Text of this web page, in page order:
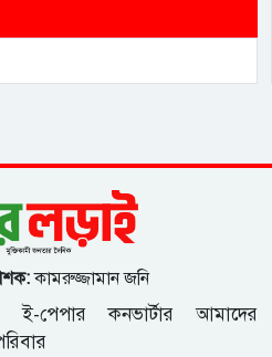
কামরুজ্জামান জনি
ই-পেপার কনভার্টার
আমাদের